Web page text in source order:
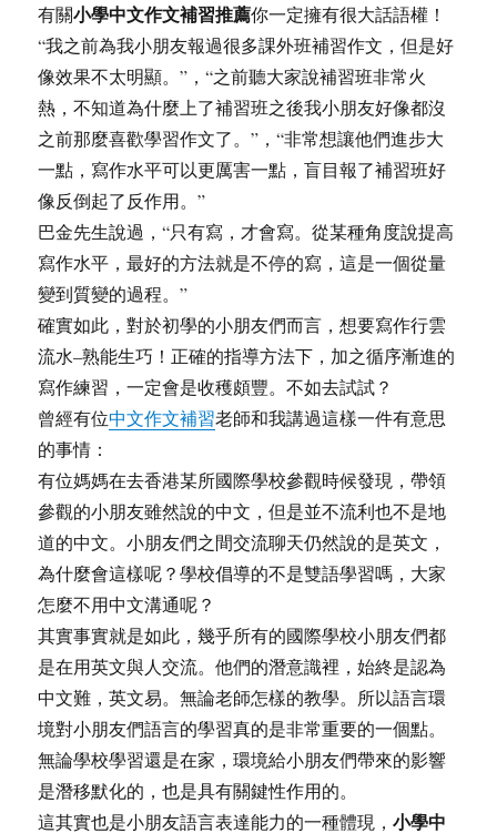
有關小學中文作文補習推薦你一定擁有很大話語權！
“我之前為我小朋友報過很多課外班補習作文，但是好
像效果不太明顯。”，“之前聽大家說補習班非常火
熱，不知道為什麼上了補習班之後我小朋友好像都沒
之前那麼喜歡學習作文了。”，“非常想讓他們進步大
一點，寫作水平可以更厲害一點，盲目報了補習班好
像反倒起了反作用。”
巴金先生說過，“只有寫，才會寫。從某種角度說提高
寫作水平，最好的方法就是不停的寫，這是一個從量
變到質變的過程。”
確實如此，對於初學的小朋友們而言，想要寫作行雲
流水–熟能生巧！正確的指導方法下，加之循序漸進的
寫作練習，一定會是收穫頗豐。不如去試試？
曾經有位中文作文補習老師和我講過這樣一件有意思
的事情：
有位媽媽在去香港某所國際學校參觀時候發現，帶領
參觀的小朋友雖然說的中文，但是並不流利也不是地
道的中文。小朋友們之間交流聊天仍然說的是英文，
為什麼會這樣呢？學校倡導的不是雙語學習嗎，大家
怎麼不用中文溝通呢？
其實事實就是如此，幾乎所有的國際學校小朋友們都
是在用英文與人交流。他們的潛意識裡，始終是認為
中文難，英文易。無論老師怎樣的教學。所以語言環
境對小朋友們語言的學習真的是非常重要的一個點。
無論學校學習還是在家，環境給小朋友們帶來的影響
是潛移默化的，也是具有關鍵性作用的。
這其實也是小朋友語言表達能力的一種體現，小學中